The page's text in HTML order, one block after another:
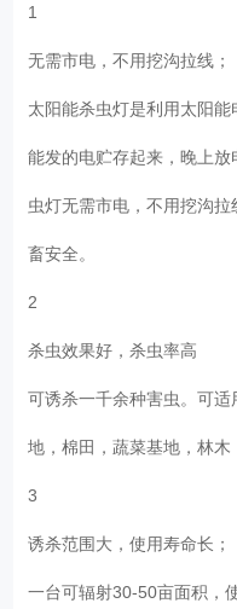
1
无需市电，不用挖沟拉线；
太阳能杀虫灯是利用太阳
能发的电贮存起来，晚上
虫灯无需市电，不用挖沟
畜安全。
2
杀虫效果好，杀虫率高
可诱杀一千余种害虫。可
地，棉田，蔬菜基地，林
3
诱杀范围大，使用寿命长；
一台可辐射30-50亩面积，